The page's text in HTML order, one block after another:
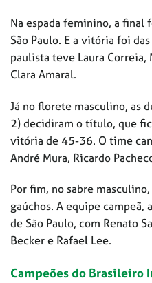
Na espada feminino, a final
São Paulo. E a vitória foi
paulista teve Laura Correia,
Clara Amaral.
Já no florete masculino, as
2) decidiram o título, que
vitória de 45-36. O time
André Mura, Ricardo
Por fim, no sabre
gaúchos. A equipe
de São Paulo, com Renato
Becker e Rafael Lee.
Campeões do Brasileiro